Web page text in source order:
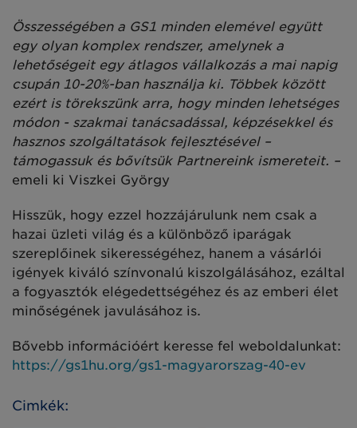
Összességében a GS1 minden elemével együtt
egy olyan komplex rendszer, amelynek a
lehetőségeit egy átlagos vállalkozás a mai napig
csupán 10-20%-ban használja ki. Többek között
ezért is törekszünk arra, hogy minden lehetséges
módon - szakmai tanácsadással, képzésekkel és
hasznos szolgáltatások fejlesztésével –
támogassuk és bővítsük Partnereink ismereteit. –
emeli ki Viszkei György
Hisszük, hogy ezzel hozzájárulunk nem csak a
hazai üzleti világ és a különböző iparágak
szereplőinek sikerességéhez, hanem a vásárlói
igények kiváló színvonalú kiszolgálásához, ezáltal
a fogyasztók elégedettségéhez és az emberi élet
minőségének javulásához is.
Bővebb információért keresse fel weboldalunkat:
https://gs1hu.org/gs1-magyarorszag-40-ev
Cimkék: